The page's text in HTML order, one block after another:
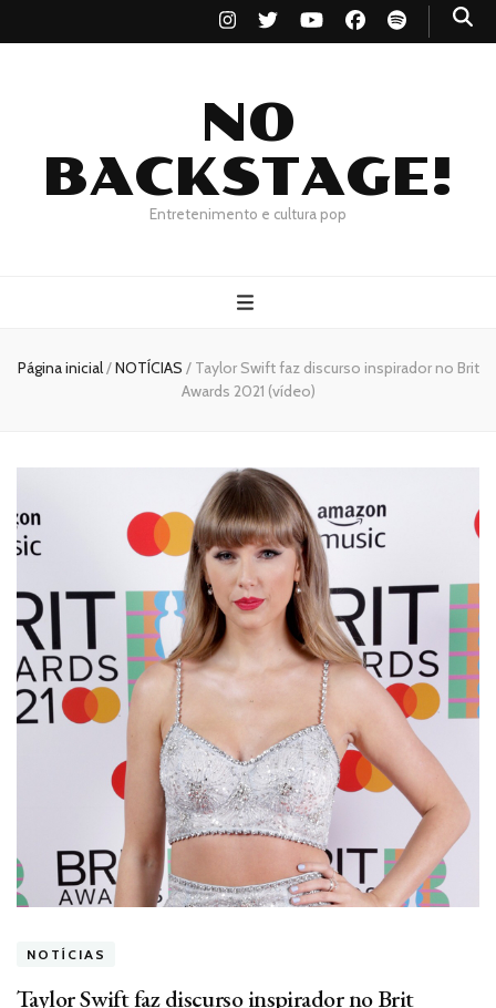
NO
BACKSTAGE!
Entretenimento e cultura pop
Página inicial/NOTÍCIAS / Taylor Swift faz discurso inspirador no Brit
Awards 2021 (vídeo)
NOTÍCIAS
Taylor Swift faz discurso inspirador no Brit